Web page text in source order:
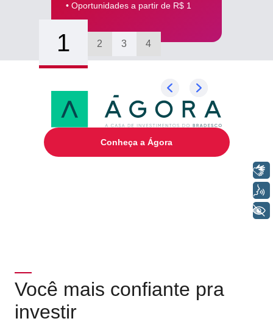
• Oportunidades a partir de R$ 1
1 2 3 4
Conheça a Ágora
Você mais confiante pra
investir